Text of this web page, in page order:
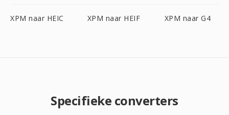
XPM naar HEIC XPM naar HEIF XPM naar G4
Specifieke converters